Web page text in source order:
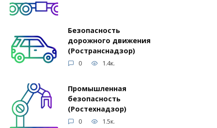
Безопасность
дорожного движения
(Ространснадзор)
0 1.4к.
Промышленная
безопасность
(Ростехнадзор)
0 1.5к.